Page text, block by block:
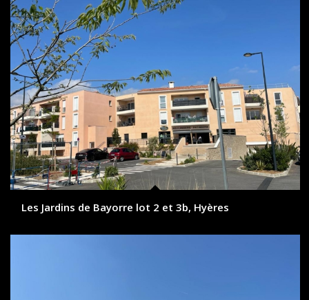
Les Jardins de Bayorre lot 2 et 3b, Hyères